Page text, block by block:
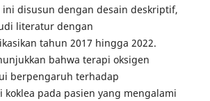
ini disusun dengan desain deskriptif,
literatur dengan
tahun 2017 hingga 2022.
bahwa terapi oksigen
berpengaruh terhadap
koklea pada pasien yang mengalami